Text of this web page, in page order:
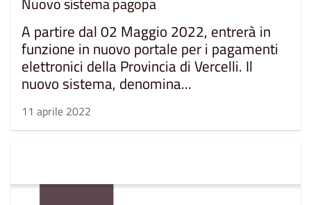
A partire dal 02 Maggio 2022, entrerà in
funzione in nuovo portale per i pagamenti
elettronici della Provincia di Vercelli. Il
nuovo sistema, denomina...
11 aprile 2022